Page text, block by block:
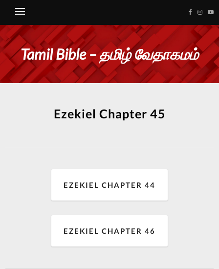
Tamil Bible – தமிழ் வேதாகமம்
Ezekiel Chapter 45
EZEKIEL CHAPTER 44
EZEKIEL CHAPTER 46